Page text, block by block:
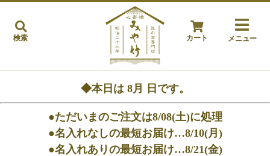
検索 カート メニュー
◆本日は 8月 日です。
●ただいまのご注文は8/08(土)に処理
●名入れなしの最短お届け…8/10(月)
●名入れありの最短お届け…8/21(金)